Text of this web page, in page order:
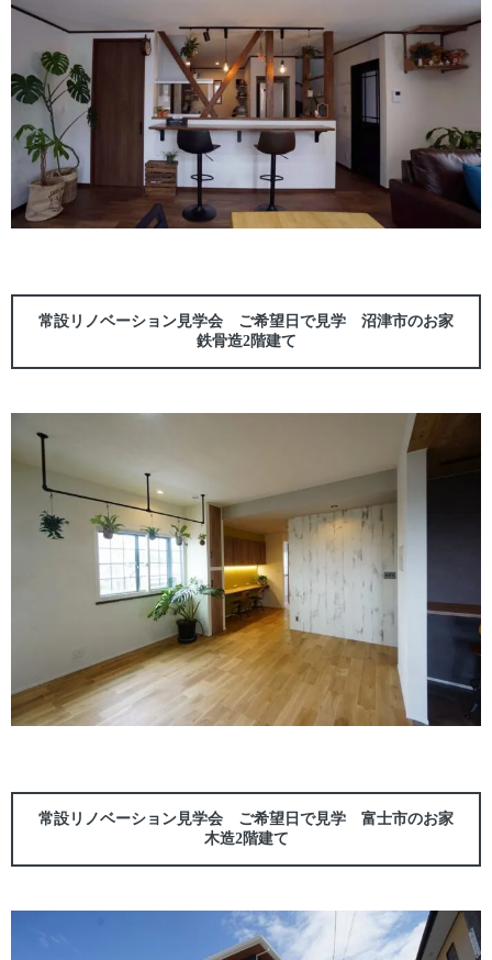
常設リノベーション見学会 ご希望日で見学 沼津市のお家
鉄骨造2階建て
常設リノベーション見学会 ご希望日で見学 富士市のお家
木造2階建て